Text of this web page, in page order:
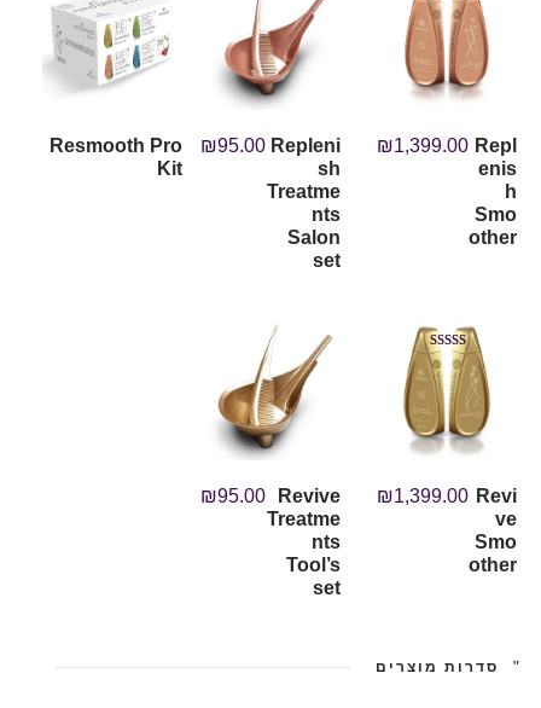
Rated
5.00
out of 5
Repl
enis
h
Smo
other
₪1,399.00
Repleni
sh
Treatme
nts
Salon
set
₪95.00
Rated
5.00
out of 5
Resmooth Pro
Kit
Rated
5.00
out of 5
Revi
ve
Smo
other
₪1,399.00
Revive
Treatme
nts
Tool’s
set
₪95.00
סדרות מוצרים